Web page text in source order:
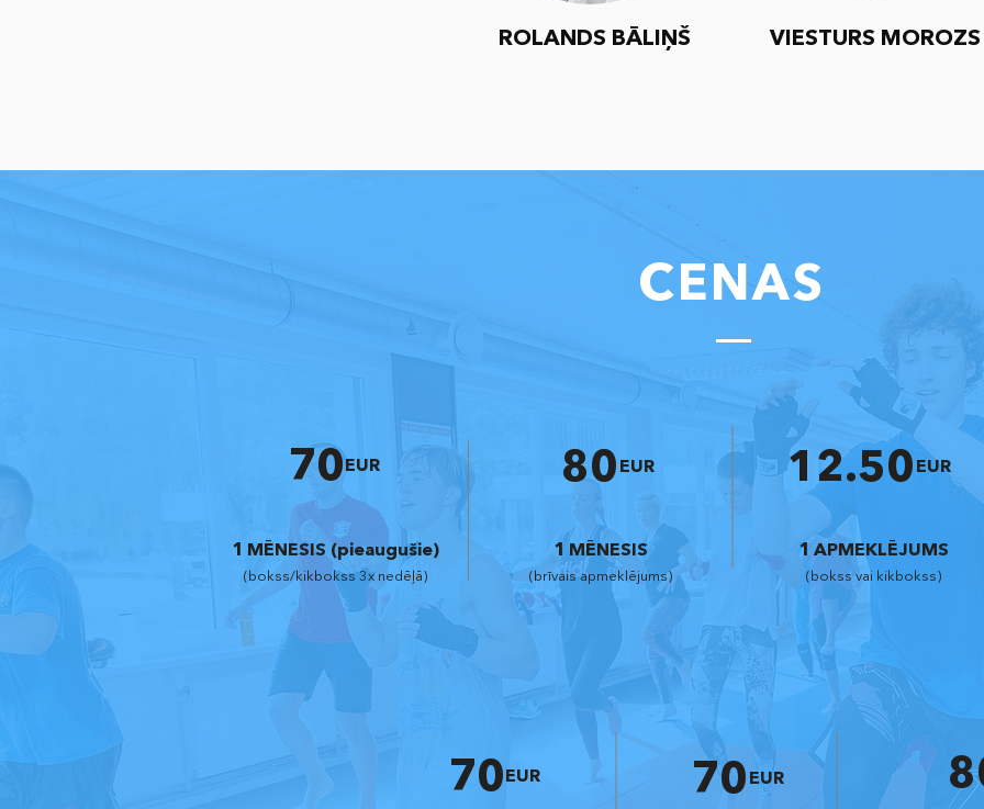
ROLANDS BĀLIŅŠ VIESTURS MOROZS
CENAS
70EUR
1 MĒNESIS (pieaugušie)
(bokss/kikbokss 3x nedēļā)
EUR
80
1 MĒNESIS
(brīvais apmeklējums)
12.50 EUR
1 APMEKLĒJUMS
(bokss vai kikbokss)
EUR
70 EUR
70